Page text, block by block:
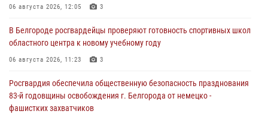
06 августа 2026, 12:05 3
В Белгороде росгвардейцы проверяют готовность спортивных школ
областного центра к новому учебному году
06 августа 2026, 11:23 3
Росгвардия обеспечила общественную безопасность празднования
83-й годовщины освобождения г. Белгорода от немецко -
фашистких захватчиков